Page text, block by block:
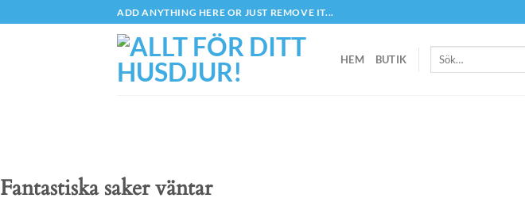
to
ADD ANYTHING HERE OR JUST REMOVE IT...
HEM BUTIK
Sök
Fantastiska saker väntar